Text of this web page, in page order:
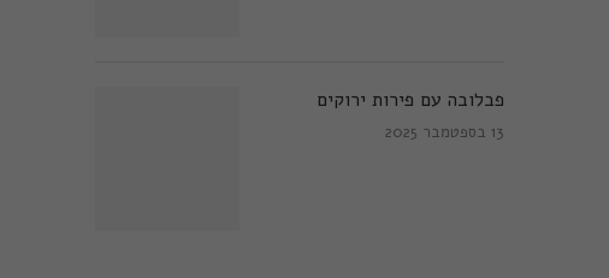
פבלובה עם פירות ירוקים
13 בספטמבר 2025